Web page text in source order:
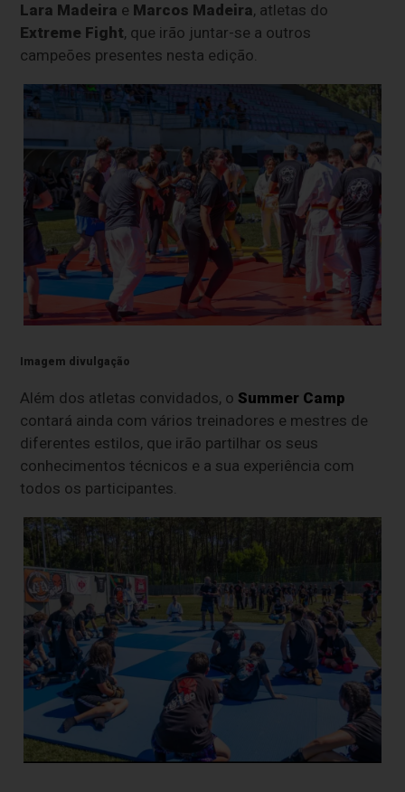
Lara Madeira e Marcos Madeira, atletas do
Extreme Fight, que irão juntar-se a outros
campeões presentes nesta edição.
Imagem divulgação
Além dos atletas convidados, o Summer Camp
contará ainda com vários treinadores e mestres de
diferentes estilos, que irão partilhar os seus
conhecimentos técnicos e a sua experiência com
todos os participantes.